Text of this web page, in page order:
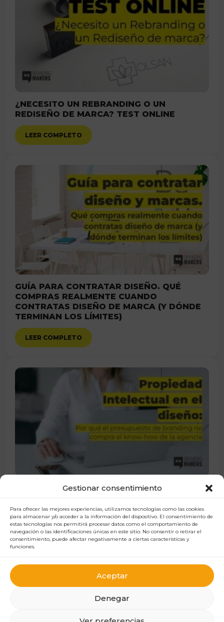
Gestionar consentimiento
Para ofrecer las mejores experiencias, utilizamos tecnologías como las cookies
para almacenar y/o acceder a la información del dispositivo. El consentimiento de
estas tecnologías nos permitirá procesar datos como el comportamiento de
navegación o las identificaciones únicas en este sitio. No consentir o retirar el
consentimiento, puede afectar negativamente a ciertas características y
funciones.
Aceptar
Denegar
¿NECESITO UN REBRANDING O UN
REDISEÑO DE MARCA? TEST ONLINE
LEER COMPLETO
GUÍA PARA CONTRATAR DISEÑO. QUÉ
COMPRAS REALMENTE CUANDO
CONTRATAS DISEÑO DE MARCA (Y DÓNDE
TERMINAN LOS LÍMITES)
LEER COMPLETO
PROPIEDAD INTELECTUAL EN EL DISEÑO:
NO COMPRA EL KNOW-HOW DE LA
AGENCIA
LEER COMPLETO